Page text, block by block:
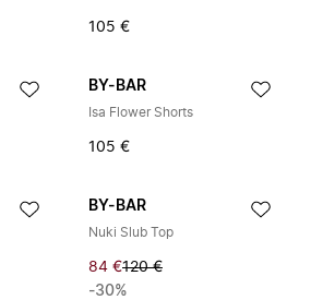
105 €
BY-BAR
Isa Flower Shorts
105 €
BY-BAR
Nuki Slub Top
84 €120 €
-30%